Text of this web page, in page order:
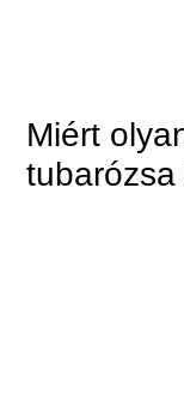
Miért
tubarózsa